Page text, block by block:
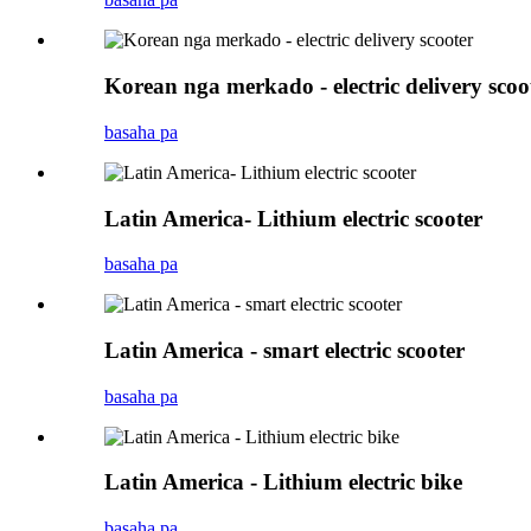
Korean nga merkado - electric delivery
basaha pa
Latin America- Lithium electric scooter
basaha pa
Latin America - smart electric scooter
basaha pa
Latin America - Lithium electric bike